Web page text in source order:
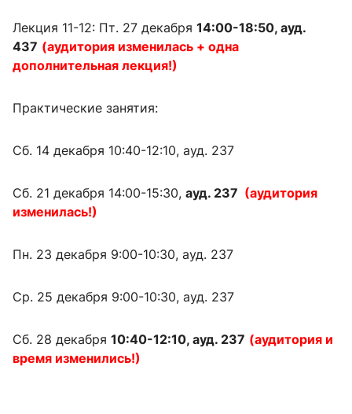
Лекция 11-12: Пт. 27 декабря 14:00-18:50, ауд.
437 (аудитория изменилась + одна
дополнительная лекция!)
Практические занятия:
Сб. 14 декабря 10:40-12:10, ауд. 237
Сб. 21 декабря 14:00-15:30, ауд. 237 (аудитория
изменилась!)
Пн. 23 декабря 9:00-10:30, ауд. 237
Ср. 25 декабря 9:00-10:30, ауд. 237
Сб. 28 декабря 10:40-12:10, ауд. 237 (аудитория и
время изменились!)